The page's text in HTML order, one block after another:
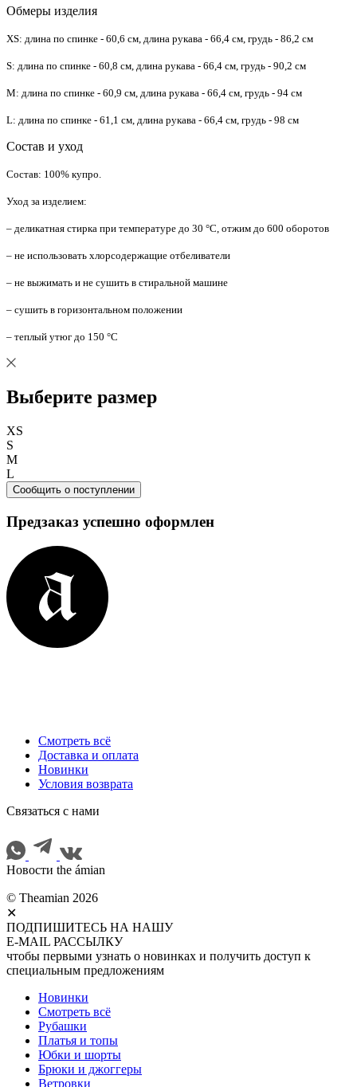
Обмеры изделия
XS: длина по спинке - 60,6 см, длина рукава - 66,4 см, грудь - 86,2 см
S: длина по спинке - 60,8 см, длина рукава - 66,4 см, грудь - 90,2 см
M: длина по спинке - 60,9 см, длина рукава - 66,4 см, грудь - 94 см
L: длина по спинке - 61,1 см, длина рукава - 66,4 см, грудь - 98 см
Состав и уход
Состав: 100% купро.
Уход за изделием:
– деликатная стирка при температуре до 30 °C, отжим до 600 оборотов
– не использовать хлорсодержащие отбеливатели
– не выжимать и не сушить в стиральной машине
– сушить в горизонтальном положении
– теплый утюг до 150 °C
Выберите размер
XS
S
M
L
Сообщить о поступлении
Предзаказ успешно оформлен
Смотреть всё
Доставка и оплата
Новинки
Условия возврата
Cвязаться с нами
Новости the ámian
© Theamian 2026
✕
ПОДПИШИТЕСЬ НА НАШУ
E-MAIL РАССЫЛКУ
чтобы первыми узнать о новинках и получить доступ к
специальным предложениям
Новинки
Смотреть всё
Рубашки
Платья и топы
Юбки и шорты
Брюки и джоггеры
Ветровки